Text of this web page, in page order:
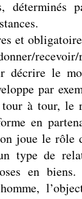
déterminés
et
recevoir/
le
par
à tour, le
en
joue le rôle
type de
en